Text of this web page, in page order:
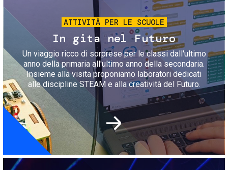
ATTIVITÀ PER LE SCUOLE
In gita nel Futuro
Un viaggio ricco di sorprese per le classi dall'ultimo
anno della primaria all'ultimo anno della secondaria.
Insieme alla visita proponiamo laboratori dedicati
alle discipline STEAM e alla creatività del Futuro.
Immagine